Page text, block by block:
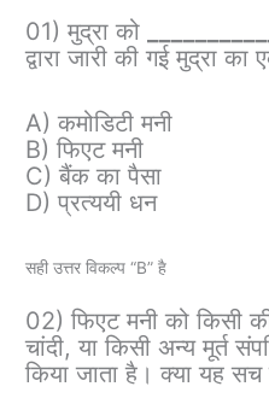
01) मुद्रा को
द्वारा जारी की गई मुद्रा
A) कमोडिटी मनी
B) फिएट मनी
C) बैंक का पैसा
D) प्रत्ययी धन
सही उत्तर विकल्प “B” है
02) फिएट मनी को किसी
चांदी, या किसी अन्य मूर्त
किया जाता है। क्या यह